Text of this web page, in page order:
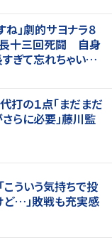
ね」劇的サヨナラ８
十三回死闘 自身
ぎて忘れちゃいまし
打の１点「まだまだ
らに必要」藤川監
こういう気持ちで投
ど…」敗戦も充実感